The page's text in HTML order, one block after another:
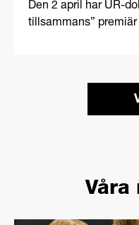
Den 2 april har UR-
tillsammans” premiär
Våra